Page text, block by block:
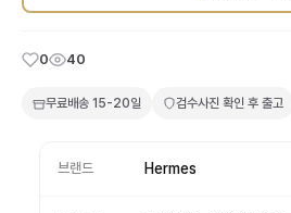
0 40
무료배송 15-20일 검수사진 확인 후 출고
브랜드 Hermes